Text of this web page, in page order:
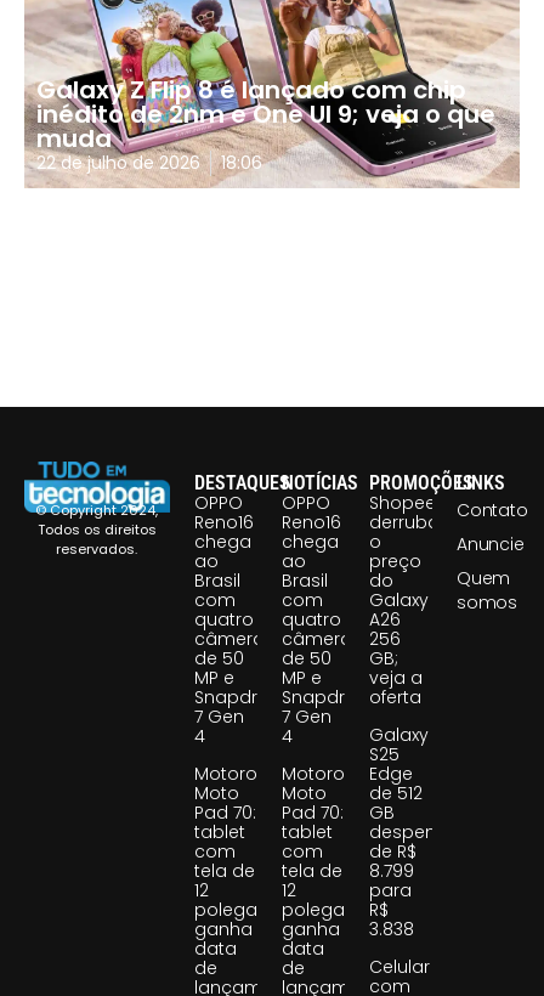
Galaxy Z Flip 8 é lançado com chip
inédito de 2nm e One UI 9; veja o que
muda
22 de julho de 2026 18:06
© Copyright 2024,
Todos os direitos
reservados.
DESTAQUES
OPPO
Reno16
chega
ao
Brasil
com
quatro
câmeras
de 50
MP e
Snapdragon
7 Gen
4
Motorola
Moto
Pad 70:
tablet
com
tela de
12
polegadas
ganha
data
de
lançamento
NOTÍCIAS
OPPO
Reno16
chega
ao
Brasil
com
quatro
câmeras
de 50
MP e
Snapdragon
7 Gen
4
Motorola
Moto
Pad 70:
tablet
com
tela de
12
polegadas
ganha
data
de
lançamento
PROMOÇÕES
Shopee
derruba
o
preço
do
Galaxy
A26
256
GB;
veja a
oferta
Galaxy
S25
Edge
de 512
GB
despenca
de R$
8.799
para
R$
3.838
Celular
com
LINKS
Contato
Anuncie
Quem
somos